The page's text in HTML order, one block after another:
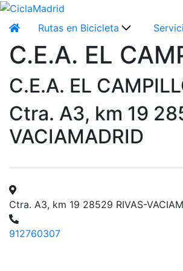
Rutas en Bicicleta
C.E.A. EL
C.E.A. EL
Ctra. A3, km 19
VACIAMADRID
Ctra. A3, km 19 28529 RIVAS-
912760307